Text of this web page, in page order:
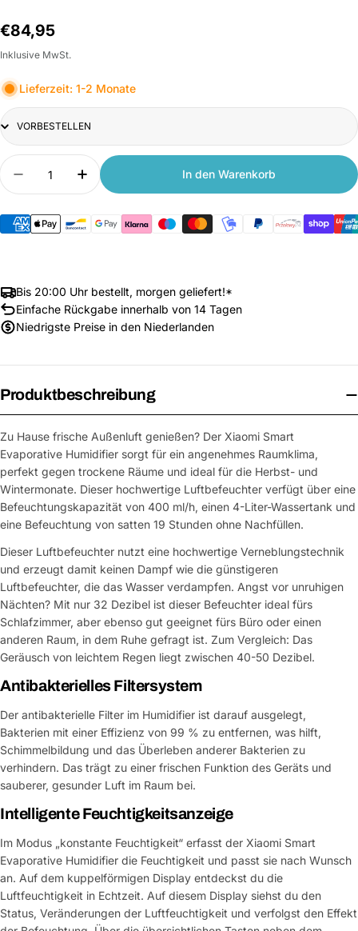
Normalpreis
€84,95
Inklusive MwSt.
Lieferzeit: 1-2 Monate
Title
Anzahl
Menge verringern für Xiaomi Smart Evaporative
Anzahl erhöhen für Xiaomi Smart
In den Warenkorb
Bis 20:00 Uhr bestellt, morgen geliefert!*
Einfache Rückgabe innerhalb von 14 Tagen
Niedrigste Preise in den Niederlanden
Produktbeschreibung
Zu Hause frische Außenluft genießen? Der Xiaomi Smart
Evaporative Humidifier sorgt für ein angenehmes Raumklima,
perfekt gegen trockene Räume und ideal für die Herbst- und
Wintermonate. Dieser hochwertige Luftbefeuchter verfügt über eine
Befeuchtungskapazität von 400 ml/h, einen 4-Liter-Wassertank und
eine Befeuchtung von satten 19 Stunden ohne Nachfüllen.
Dieser Luftbefeuchter nutzt eine hochwertige Verneblungstechnik
und erzeugt damit keinen Dampf wie die günstigeren
Luftbefeuchter, die das Wasser verdampfen. Angst vor unruhigen
Nächten? Mit nur 32 Dezibel ist dieser Befeuchter ideal fürs
Schlafzimmer, aber ebenso gut geeignet fürs Büro oder einen
anderen Raum, in dem Ruhe gefragt ist. Zum Vergleich: Das
Geräusch von leichtem Regen liegt zwischen 40-50 Dezibel.
Antibakterielles Filtersystem
Der antibakterielle Filter im Humidifier ist darauf ausgelegt,
Bakterien mit einer Effizienz von 99 % zu entfernen, was hilft,
Schimmelbildung und das Überleben anderer Bakterien zu
verhindern. Das trägt zu einer frischen Funktion des Geräts und
sauberer, gesunder Luft im Raum bei.
Intelligente Feuchtigkeitsanzeige
Im Modus „konstante Feuchtigkeit“ erfasst der Xiaomi Smart
Evaporative Humidifier die Feuchtigkeit und passt sie nach Wunsch
an. Auf dem kuppelförmigen Display entdeckst du die
Luftfeuchtigkeit in Echtzeit. Auf diesem Display siehst du den
Status, Veränderungen der Luftfeuchtigkeit und verfolgst den Effekt